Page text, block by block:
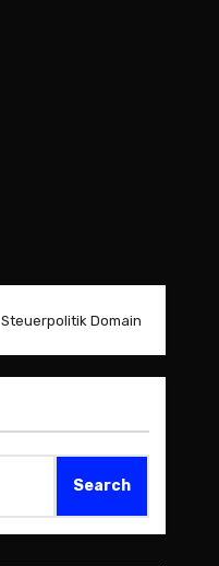
Steuerpolitik Domain
Search